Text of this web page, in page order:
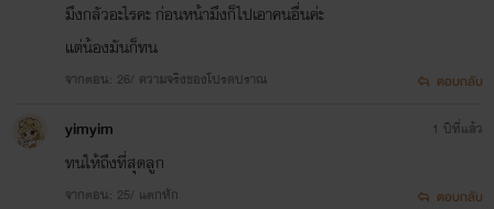
ขอบคุณทุกการรอคอยเรื่องนี้ เชื่อเหลือเกินว่ามีคนรอ
หลงลืมรัก เยอะพอสมควร ถ้างานออกมาไม่ดีเท่าที่คาดหวัง
ก็ขออภัยล่วงหน้า
นะคะ เรื่องนี้ ตัวเอก โปรด หลง จะคนละ
แนวกับ ตุลย์ มิน โปรดเลวกว่าตุลย์เยอะ
มึงกลัวอะไรคะ ก่อนหน้ามึงก็ไปเอาคนอื่นค่ะ
แต่น้องมันก็ทน
จากตอน: 26/ ความจริงของโปรดปราณ ตอบกลับ
yimyim
ทนให้ถึงที่สุดลูก
จากตอน: 25/ แตกหัก
1 ปีที่แล้ว
ตอบกลับ